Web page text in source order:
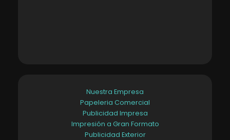
Nuestra Empresa
Papeleria Comercial
Publicidad Impresa
Impresión a Gran Formato
Publicidad Exterior